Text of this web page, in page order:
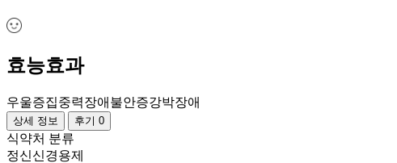
효능효과
우울증집중력장애 불안증강박장애
상세 정보 후기 0
식약처 분류
정신신경용제